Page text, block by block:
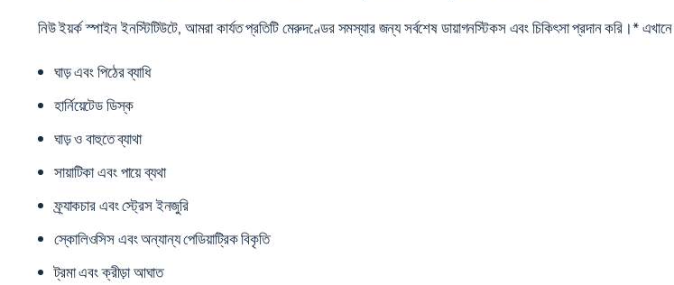
নিউ ইয়র্ক স্পাইন ইনস্টিটিউটে, আমরা কার্যত প্রতিটি মেরুদণ্ডের সমস্যার জন্য সর্বশেষ ডায়াগনস্টিকস এবং চিকিৎসা প্রদান করি।*
ঘাড় এবং পিঠের ব্যাধি
হার্নিয়েটেড ডিস্ক
ঘাড় ও বাহুতে ব্যাথা
সায়াটিকা এবং পায়ে ব্যথা
ফ্র্যাকচার এবং স্ট্রেস ইনজুরি
স্কোলিওসিস এবং অন্যান্য পেডিয়াট্রিক বিকৃতি
ট্রমা এবং ক্রীড়া আঘাত